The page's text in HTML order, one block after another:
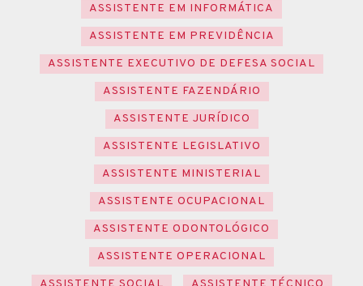
ASSISTENTE EM INFORMÁTICA
ASSISTENTE EM PREVIDÊNCIA
ASSISTENTE EXECUTIVO DE DEFESA SOCIAL
ASSISTENTE FAZENDÁRIO
ASSISTENTE JURÍDICO
ASSISTENTE LEGISLATIVO
ASSISTENTE MINISTERIAL
ASSISTENTE OCUPACIONAL
ASSISTENTE ODONTOLÓGICO
ASSISTENTE OPERACIONAL